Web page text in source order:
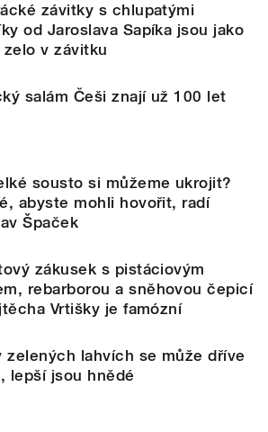
závitky s chlupatými
od Jaroslava Sapíka jsou jako
zelo v závitku
salám Češi znají už 100 let
sousto si můžeme ukrojit?
abyste mohli hovořit, radí
Špaček
zákusek s pistáciovým
rebarborou a sněhovou čepicí
Vrtišky je famózní
zelených lahvích se může dříve
lepší jsou hnědé